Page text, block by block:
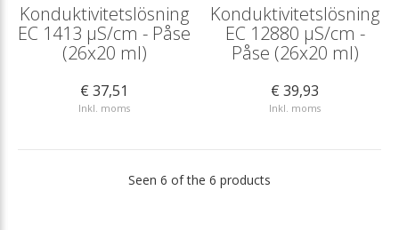
Konduktivitetslösning
EC 1413 µS/cm - Påse
(26x20 ml)
€ 37,51
Inkl. moms
Konduktivitetslösning
EC 12880 µS/cm -
Påse (26x20 ml)
€ 39,93
Inkl. moms
Seen 6 of the 6 products